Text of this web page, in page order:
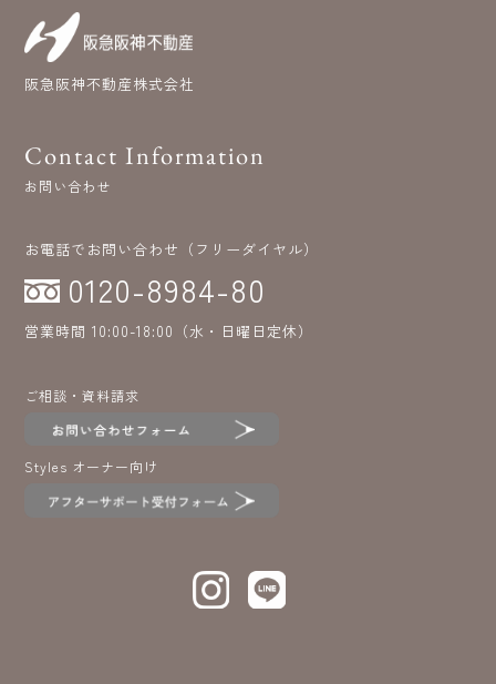
阪急阪神不動産株式会社
Contact Information
お問い合わせ
お電話でお問い合わせ（フリーダイヤル）
0120-8984-80
営業時間 10:00-18:00（水・日曜日定休）
ご相談・資料請求
Styles オーナー向け